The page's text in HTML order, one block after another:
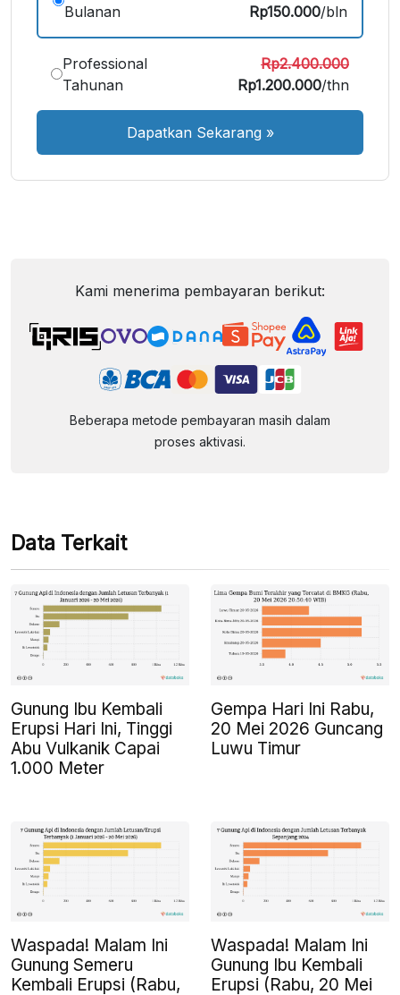
Bulanan
Rp150.000/bln
Professional
Tahunan
Rp2.400.000
Rp1.200.000/thn
Dapatkan Sekarang »
Kami menerima pembayaran berikut:
Beberapa metode pembayaran masih dalam
proses aktivasi.
Data Terkait
Gunung Ibu Kembali
Erupsi Hari Ini, Tinggi
Abu Vulkanik Capai
1.000 Meter
Gempa Hari Ini Rabu,
20 Mei 2026 Guncang
Luwu Timur
Waspada! Malam Ini
Gunung Semeru
Kembali Erupsi (Rabu,
Waspada! Malam Ini
Gunung Ibu Kembali
Erupsi (Rabu, 20 Mei